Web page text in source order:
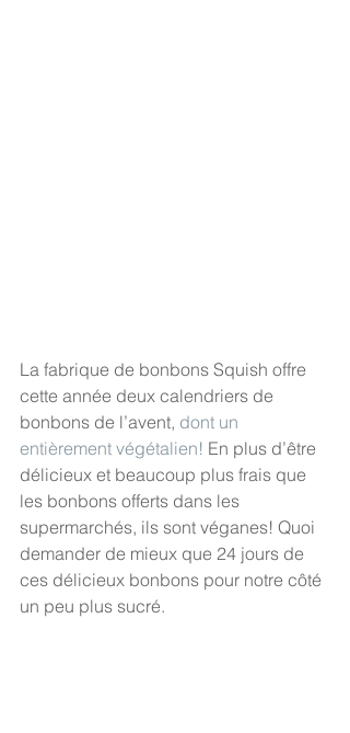
La fabrique de bonbons Squish offre
cette année deux calendriers de
bonbons de l’avent, dont un
entièrement végétalien! En plus d’être
délicieux et beaucoup plus frais que
les bonbons offerts dans les
supermarchés, ils sont véganes! Quoi
demander de mieux que 24 jours de
ces délicieux bonbons pour notre côté
un peu plus sucré.